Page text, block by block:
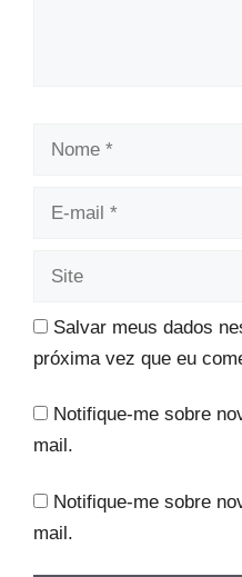
Salvar meus dados
próxima vez que eu
Notifique-me sobre
mail.
Notifique-me sobre
mail.